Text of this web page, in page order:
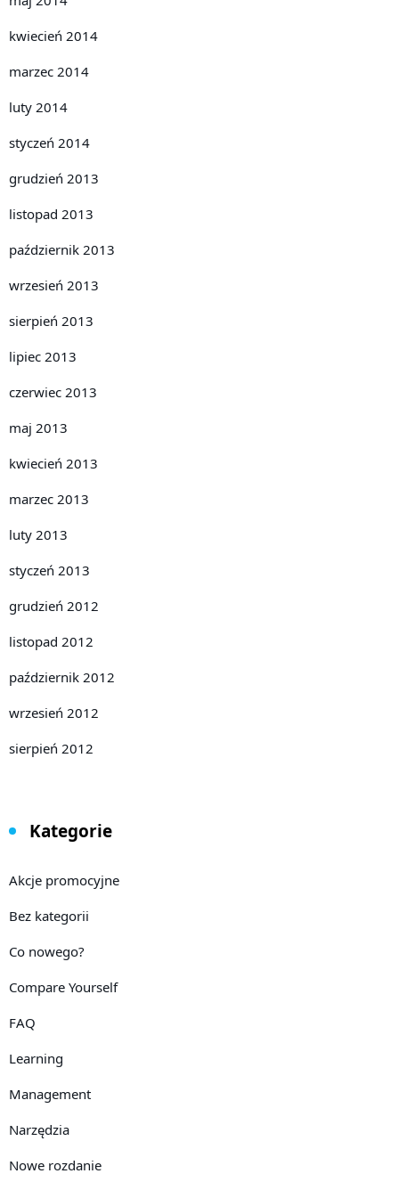
kwiecień 2014
marzec 2014
luty 2014
styczeń 2014
grudzień 2013
listopad 2013
październik 2013
wrzesień 2013
sierpień 2013
lipiec 2013
czerwiec 2013
maj 2013
kwiecień 2013
marzec 2013
luty 2013
styczeń 2013
grudzień 2012
listopad 2012
październik 2012
wrzesień 2012
sierpień 2012
Kategorie
Akcje promocyjne
Bez kategorii
Co nowego?
Compare Yourself
FAQ
Learning
Management
Narzędzia
Nowe rozdanie